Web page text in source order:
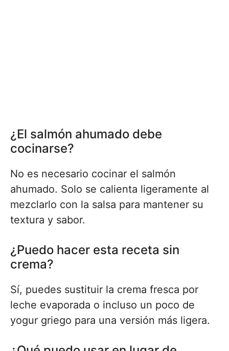
¿El salmón ahumado debe
cocinarse?
No es necesario cocinar el salmón
ahumado. Solo se calienta ligeramente al
mezclarlo con la salsa para mantener su
textura y sabor.
¿Puedo hacer esta receta sin
crema?
Sí, puedes sustituir la crema fresca por
leche evaporada o incluso un poco de
yogur griego para una versión más ligera.